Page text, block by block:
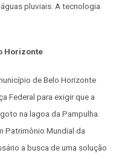
pluviais. A tecnologia
Horizonte
de Belo Horizonte
Federal para exigir que a
na lagoa da Pampulha.
Patrimônio Mundial da
a busca de uma solução